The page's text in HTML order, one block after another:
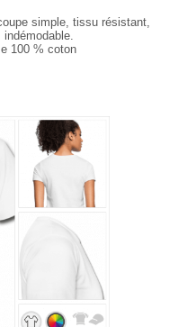
simple, tissu résistant,
100 % coton